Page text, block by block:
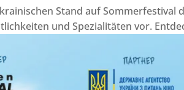
Stand auf
und Spezialitäten vor.